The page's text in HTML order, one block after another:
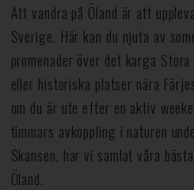
Att vandra på Öland är att
Sverige. Här kan du njuta av
promenader över det karga
eller historiska platser nära
om du är ute efter en aktiv
timmars avkoppling i naturen
Skansen, har vi samlat våra
Öland.